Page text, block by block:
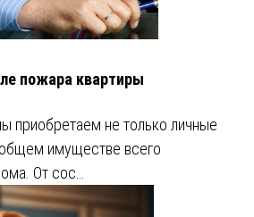
пожара квартиры
приобретаем не только личные
имуществе всего
От сос…